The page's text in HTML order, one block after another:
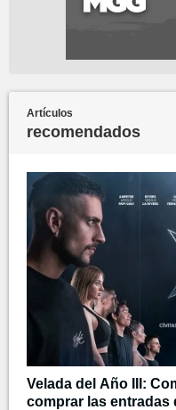
Artículos
recomendados
Velada del Año III:
comprar las entradas